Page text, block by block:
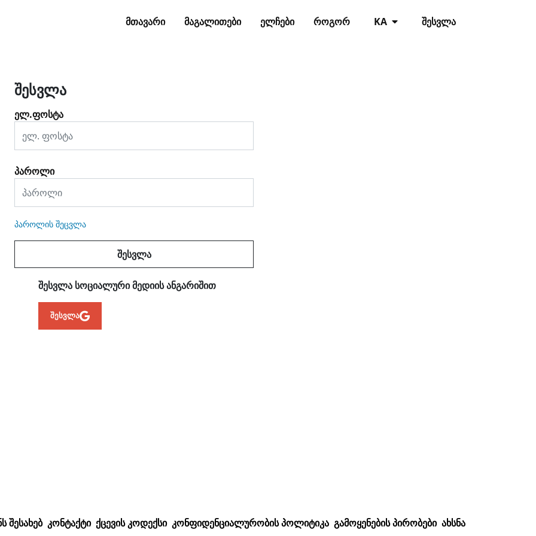
ᲨᲔᲡᲕᲚᲐ
KA
ᲛᲗᲐᲕᲐᲠᲘ ᲛᲐᲒᲐᲚᲘᲗᲔᲑᲘ ᲔᲚᲩᲔᲑᲘ ᲠᲝᲒᲝᲠ
შესვლა
ელ.ფოსტა
პაროლი
პაროლის შეცვლა
შესვლა
ᲨᲔᲡᲕᲚᲐ ᲡᲝᲪᲘᲐᲚᲣᲠᲘ ᲛᲔᲓᲘᲘᲡ ᲐᲜᲒᲐᲠᲘᲨᲘᲗ
შესვლა
ᲨᲔᲡᲐᲮᲔᲑ ᲙᲝᲜᲢᲐᲥᲢᲘ ᲥᲪᲔᲕᲘᲡ ᲙᲝᲓᲔᲥᲡᲘ ᲙᲝᲜᲤᲘᲓᲔᲜᲪᲘᲐᲚᲣᲠᲝᲑᲘᲡ ᲞᲝᲚᲘᲢᲘᲙᲐ ᲒᲐᲛᲝᲧᲔᲜᲔᲑᲘᲡ ᲞᲘᲠᲝᲑᲔᲑᲘ ᲐᲮᲡᲜᲐ